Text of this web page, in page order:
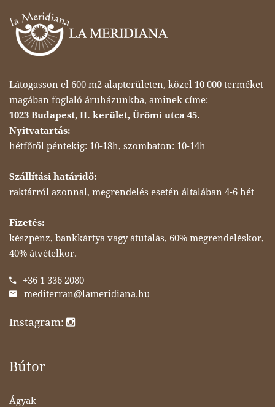
Látogasson el 600 m2 alapterületen, közel 10 000 terméket
magában foglaló áruházunkba, aminek címe:
1023 Budapest, II. kerület, Ürömi utca 45.
Nyitvatartás:
hétfőtől péntekig: 10-18h, szombaton: 10-14h
Szállítási határidő:
raktárról azonnal, megrendelés esetén általában 4-6 hét
Fizetés:
készpénz, bankkártya vagy átutalás, 60% megrendeléskor,
40% átvételkor.
+36 1 336 2080
mediterran@lameridiana.hu
Instagram:
Bútor
Ágyak